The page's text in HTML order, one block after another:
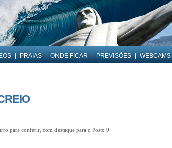
PRAIAS ONDE FICAR PREVISÕES WEBCAMS
para conferir, com destaque para o Posto 9.